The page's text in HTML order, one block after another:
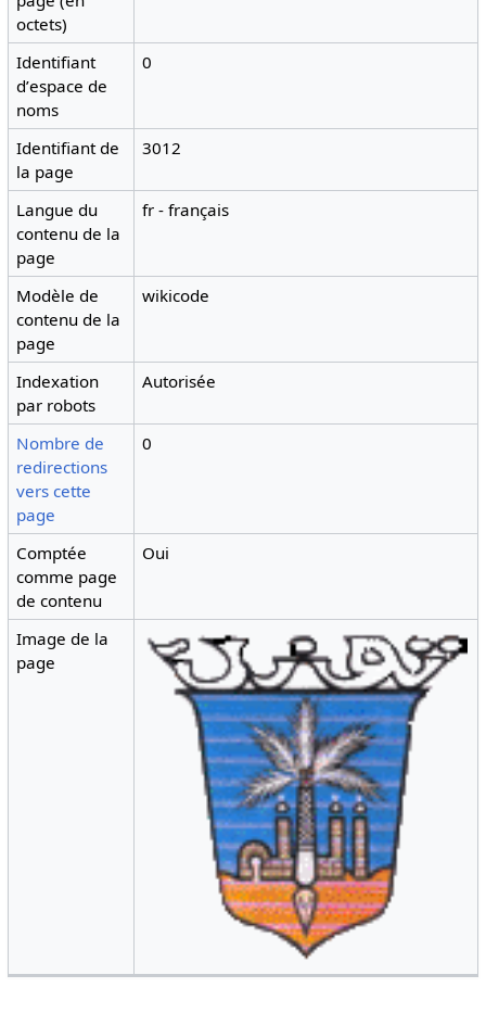
octets)
Identifiant
dʼespace de
noms
0
Identifiant de
la page
3012
Langue du
contenu de la
page
fr - français
Modèle de
contenu de la
page
wikicode
Indexation
par robots
Autorisée
Nombre de
redirections
vers cette
page
0
Comptée
comme page
de contenu
Oui
Image de la
page